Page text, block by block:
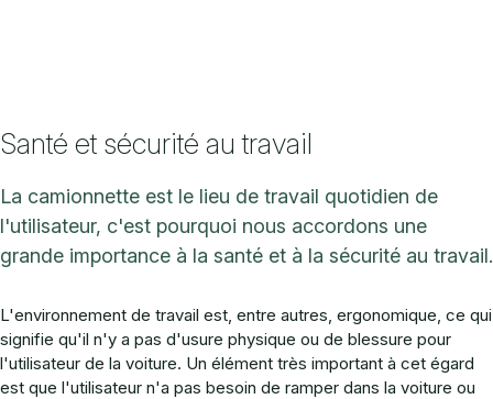
Santé et sécurité au travail
La camionnette est le lieu de travail quotidien de
l'utilisateur, c'est pourquoi nous accordons une
grande importance à la santé et à la sécurité au travail.
L'environnement de travail est, entre autres, ergonomique, ce qui
signifie qu'il n'y a pas d'usure physique ou de blessure pour
l'utilisateur de la voiture. Un élément très important à cet égard
est que l'utilisateur n'a pas besoin de ramper dans la voiture ou